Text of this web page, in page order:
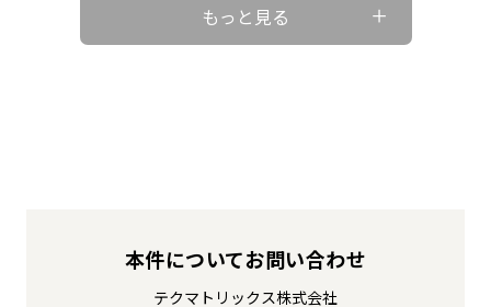
もっと見る
本件についてお問い合わせ
テクマトリックス株式会社